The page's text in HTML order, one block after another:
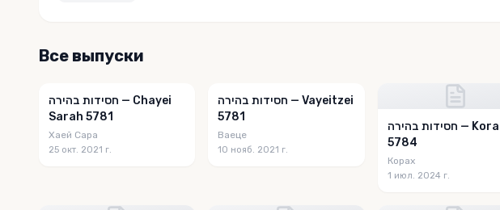
Все выпуски
חסידות בהירה — Chayei
Sarah 5781
Хаей Сара
25 окт. 2021 г.
חסידות בהירה — Vayeitzei
5781
Ваеце
10 нояб. 2021 г.
חסידות בהירה — Korach
5784
Корах
1 июл. 2024 г.